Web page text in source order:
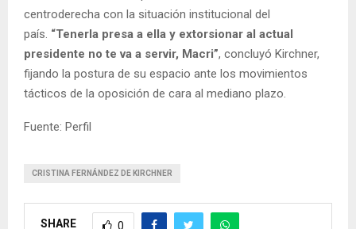
centroderecha con la situación institucional del
país. “Tenerla presa a ella y extorsionar al actual
presidente no te va a servir, Macri”, concluyó Kirchner,
fijando la postura de su espacio ante los movimientos
tácticos de la oposición de cara al mediano plazo.
Fuente: Perfil
CRISTINA FERNÁNDEZ DE KIRCHNER
SHARE 0